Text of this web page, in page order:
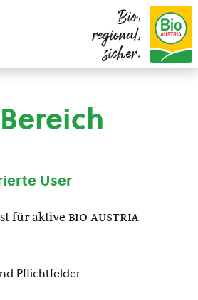
Bio,
regional,
sicher.
User
für aktive bio austria
Pflichtfelder